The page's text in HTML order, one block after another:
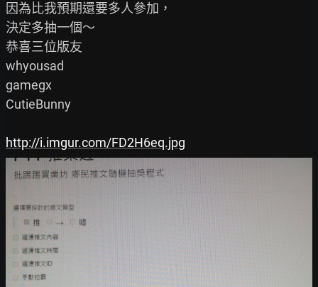
因為比我預期還要多人參加，
決定多抽一個～
恭喜三位版友
whyousad
gamegx
CutieBunny
http://i.imgur.com/FD2H6eq.jpg